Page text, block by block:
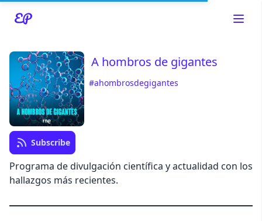
Read about our content policies
A hombros de gigantes
#ahombrosdegigantes
Subscribe
Programa de divulgación científica y actualidad con los
hallazgos más recientes.